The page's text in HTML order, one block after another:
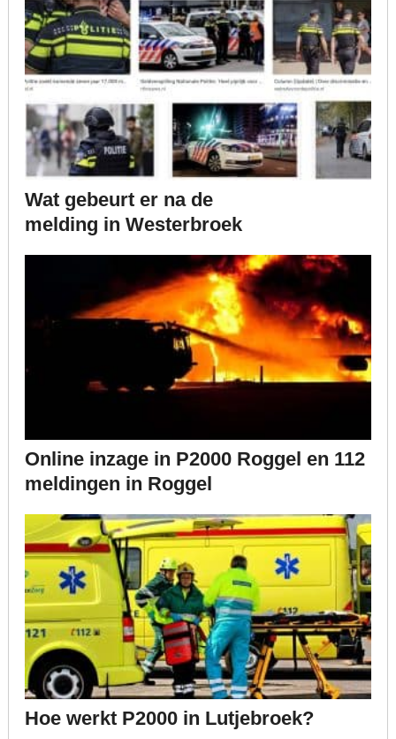
Wat gebeurt er na de
melding in Westerbroek
Online inzage in P2000 Roggel en 112
meldingen in Roggel
Hoe werkt P2000 in Lutjebroek?